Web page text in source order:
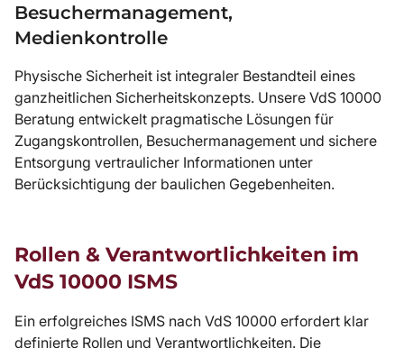
Besuchermanagement,
Medienkontrolle
Physische Sicherheit ist integraler Bestandteil eines
ganzheitlichen Sicherheitskonzepts. Unsere VdS 10000
Beratung entwickelt pragmatische Lösungen für
Zugangskontrollen, Besuchermanagement und sichere
Entsorgung vertraulicher Informationen unter
Berücksichtigung der baulichen Gegebenheiten.
Rollen & Verantwortlichkeiten im
VdS 10000 ISMS
Ein erfolgreiches ISMS nach VdS 10000 erfordert klar
definierte Rollen und Verantwortlichkeiten. Die